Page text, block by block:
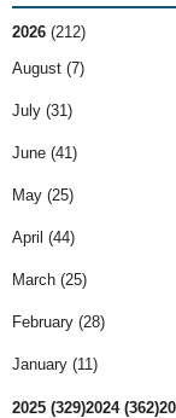
2026 (212)
August (7)
July (31)
June (41)
May (25)
April (44)
March (25)
February (28)
January (11)
2025 (329)2024 (362)